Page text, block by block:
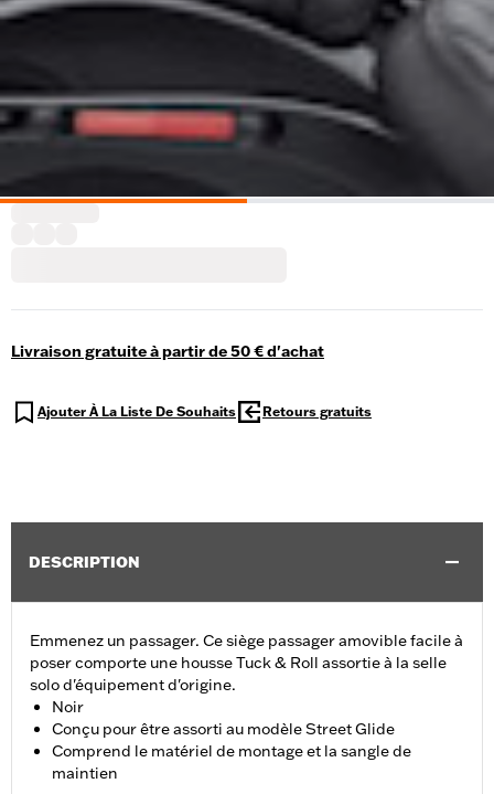
Livraison gratuite à partir de 50 € d'achat
Ajouter À La Liste De Souhaits Retours gratuits
DESCRIPTION
Emmenez un passager. Ce siège passager amovible facile à
poser comporte une housse Tuck & Roll assortie à la selle
solo d'équipement d'origine.
Noir
Conçu pour être assorti au modèle Street Glide
Comprend le matériel de montage et la sangle de
maintien